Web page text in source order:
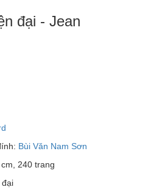
đại - Jean
Bùi Văn Nam Sơn
240 trang
đại